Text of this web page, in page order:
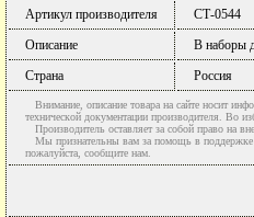
Артикул производителя
СТ-0544
Описание
В наборы
Страна
Россия
Внимание, описание товара на сайте носит
технической документации производителя. Во
Производитель оставляет за собой право на
Мы признательны вам за помощь в поддержке
пожалуйста, сообщите нам.